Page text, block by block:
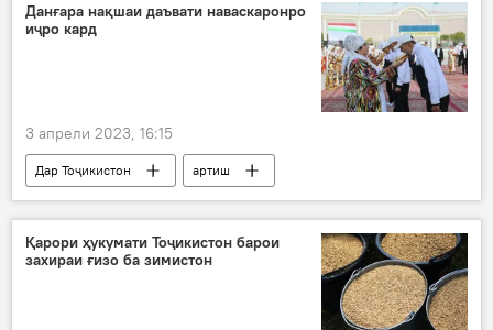
Данғара нақшаи даъвати наваскаронро
иҷро кард
3 апрели 2023, 16:15
Дар Тоҷикистон
артиш
Навигариҳои варзиши Тоҷикистон
даъват
Қарори ҳукумати Тоҷикистон барои
захираи ғизо ба зимистон